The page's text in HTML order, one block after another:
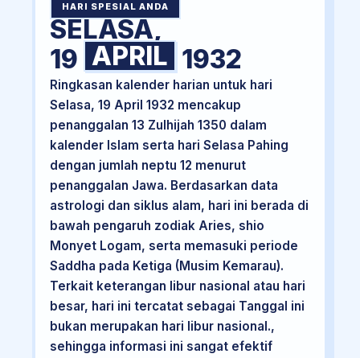
HARI SPESIAL ANDA
SELASA,
19 APRIL 1932
Ringkasan kalender harian untuk hari
Selasa, 19 April 1932 mencakup
penanggalan 13 Zulhijah 1350 dalam
kalender Islam serta hari Selasa Pahing
dengan jumlah neptu 12 menurut
penanggalan Jawa. Berdasarkan data
astrologi dan siklus alam, hari ini berada di
bawah pengaruh zodiak Aries, shio
Monyet Logam, serta memasuki periode
Saddha pada Ketiga (Musim Kemarau).
Terkait keterangan libur nasional atau hari
besar, hari ini tercatat sebagai Tanggal ini
bukan merupakan hari libur nasional.,
sehingga informasi ini sangat efektif